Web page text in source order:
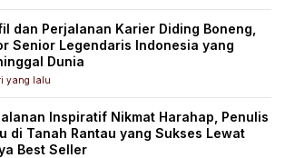
dan Perjalanan Karier Diding Boneng,
Senior Legendaris Indonesia yang
Dunia
yang lalu
Inspiratif Nikmat Harahap, Penulis
di Tanah Rantau yang Sukses Lewat
Best Seller